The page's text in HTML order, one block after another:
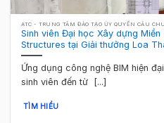
ATC - TRUNG TÂM ĐÀO TẠO ỦY QUYỀN CÂU
Sinh viên Đại học Xây dựng
Structures tại Giải thưởng Loa
Ứng dụng công nghệ BIM hiện
sinh viên đến từ [...]
TÌM HIỂU